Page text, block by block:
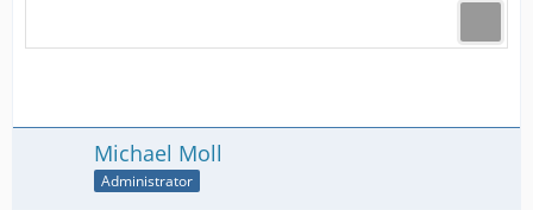
Michael Moll
Administrator